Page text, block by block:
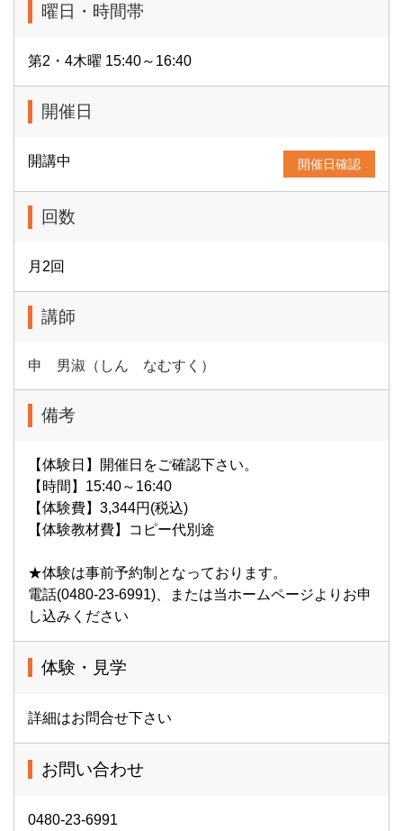
曜日・時間帯
第2・4木曜 15:40～16:40
開催日
開講中 開催日確認
回数
月2回
講師
申 男淑（しん なむすく）
備考
【体験日】開催日をご確認下さい。
【時間】15:40～16:40
【体験費】3,344円(税込)
【体験教材費】コピー代別途
★体験は事前予約制となっております。
電話(0480-23-6991)、または当ホームページよりお申
し込みください
体験・見学
詳細はお問合せ下さい
お問い合わせ
0480-23-6991